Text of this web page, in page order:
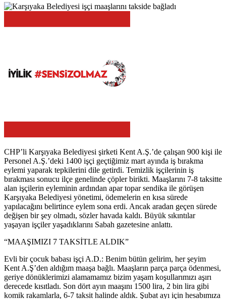
CHP’li Karşıyaka Belediyesi şirketi Kent A.Ş.’de çalışan 900 kişi ile
Personel A.Ş.’deki 1400 işçi geçtiğimiz mart ayında iş bırakma
eylemi yaparak tepkilerini dile getirdi. Temizlik işçilerinin iş
bırakması sonucu ilçe genelinde çöpler birikti. Maaşlarını 7-8 taksitte
alan işçilerin eyleminin ardından apar topar sendika ile görüşen
Karşıyaka Belediyesi yönetimi, ödemelerin en kısa sürede
yapılacağını belirtince eylem sona erdi. Ancak aradan geçen sürede
değişen bir şey olmadı, sözler havada kaldı. Büyük sıkıntılar
yaşayan işçiler yaşadıklarını Sabah gazetesine anlattı.
“MAAŞIMIZI 7 TAKSİTLE ALDIK”
Evli bir çocuk babası işçi A.D.: Benim bütün gelirim, her şeyim
Kent A.Ş’den aldığım maaşa bağlı. Maaşların parça parça ödenmesi,
geriye dönüklerimizi alamamamız bizim yaşam koşullarımızı aşırı
derecede kısıtladı. Son dört ayın maaşını 1500 lira, 2 bin lira gibi
komik rakamlarla, 6-7 taksit halinde aldık. Şubat ayı için hesabımıza